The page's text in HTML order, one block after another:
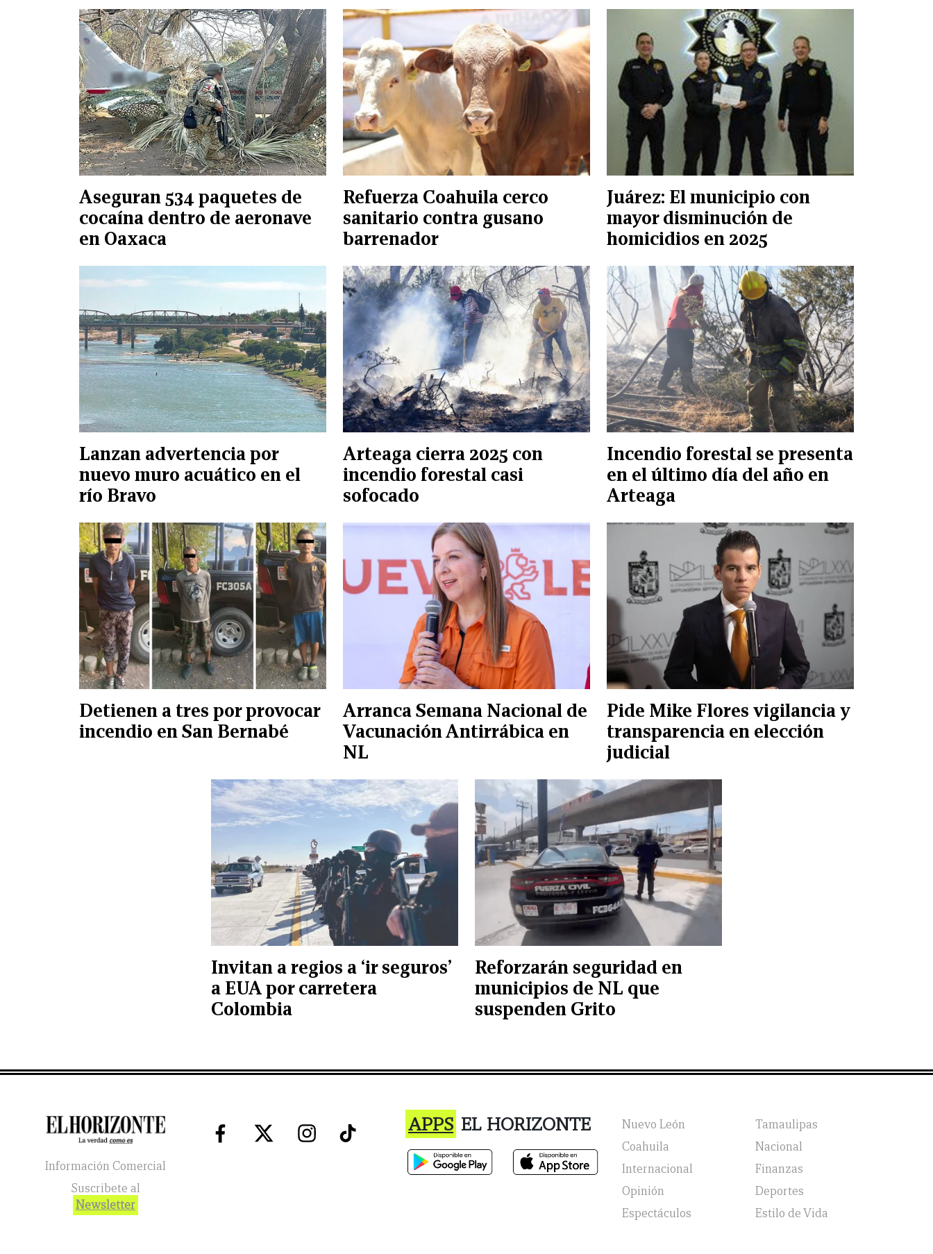
Aseguran 534 paquetes de
cocaína dentro de aeronave
en Oaxaca
Refuerza Coahuila cerco
sanitario contra gusano
barrenador
Juárez: El municipio con
mayor disminución de
homicidios en 2025
Lanzan advertencia por
nuevo muro acuático en el
río Bravo
Arteaga cierra 2025 con
incendio forestal casi
sofocado
Incendio forestal se presenta
en el último día del año en
Arteaga
Detienen a tres por provocar
incendio en San Bernabé
Arranca Semana Nacional de
Vacunación Antirrábica en
NL
Pide Mike Flores vigilancia y
transparencia en elección
judicial
Invitan a regios a ‘ir seguros’
a EUA por carretera
Colombia
Reforzarán seguridad en
municipios de NL que
suspenden Grito
Información Comercial
Suscribete al
Newsletter
APPS EL HORIZONTE Nuevo León
Tamaulipas
Coahuila
Nacional
Internacional
Finanzas
Opinión
Deportes
Espectáculos
Estilo de Vida